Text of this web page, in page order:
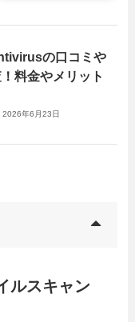
の口コミや
料金やメリット
2026年6月23日
ルスキャン